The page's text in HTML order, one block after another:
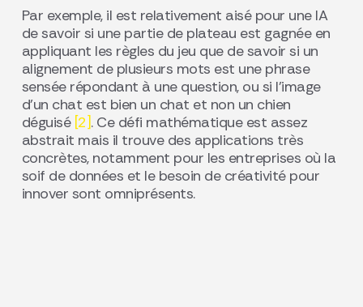
Par exemple, il est relativement aisé pour une IA
de savoir si une partie de plateau est gagnée en
appliquant les règles du jeu que de savoir si un
alignement de plusieurs mots est une phrase
sensée répondant à une question, ou si l’image
d’un chat est bien un chat et non un chien
déguisé [2]. Ce défi mathématique est assez
abstrait mais il trouve des applications très
concrètes, notamment pour les entreprises où la
soif de données et le besoin de créativité pour
innover sont omniprésents.